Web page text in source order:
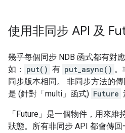
使用非同步 API 及
幾乎每個同步 NDB 函式都有對
如：
put() 有 put_async() 。
同步版本相同。 非同步方法的
是 (針對「multi」函式) Future
「Future」 是一個物件，用來維
狀態。所有非同步 API 都會傳回